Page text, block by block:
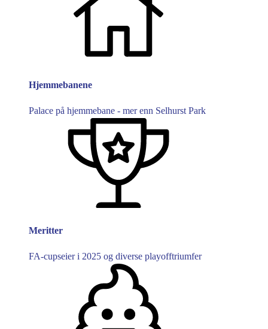
Hjemmebanene
Palace på hjemmebane - mer enn Selhurst Park
Meritter
FA-cupseier i 2025 og diverse playofftriumfer